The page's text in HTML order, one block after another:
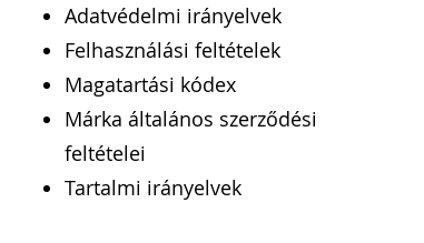
Adatvédelmi irányelvek
Felhasználási feltételek
Magatartási kódex
Márka általános szerződési
feltételei
Tartalmi irányelvek